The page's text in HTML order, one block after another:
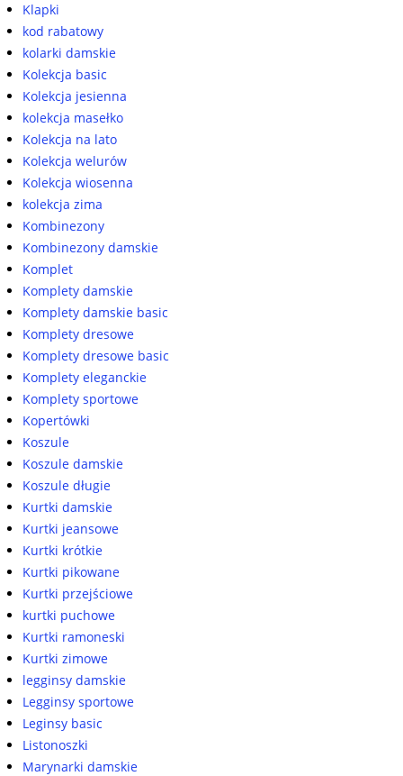
Klapki
kod rabatowy
kolarki damskie
Kolekcja basic
Kolekcja jesienna
kolekcja masełko
Kolekcja na lato
Kolekcja welurów
Kolekcja wiosenna
kolekcja zima
Kombinezony
Kombinezony damskie
Komplet
Komplety damskie
Komplety damskie basic
Komplety dresowe
Komplety dresowe basic
Komplety eleganckie
Komplety sportowe
Kopertówki
Koszule
Koszule damskie
Koszule długie
Kurtki damskie
Kurtki jeansowe
Kurtki krótkie
Kurtki pikowane
Kurtki przejściowe
kurtki puchowe
Kurtki ramoneski
Kurtki zimowe
legginsy damskie
Legginsy sportowe
Leginsy basic
Listonoszki
Marynarki damskie